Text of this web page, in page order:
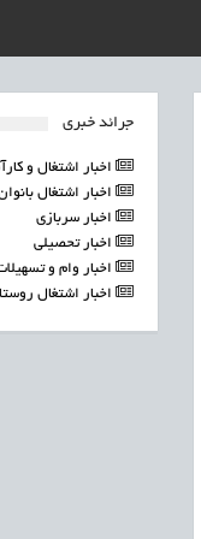
جرائد خبری
اخبار اشتغال و
اخبار اشتغال
اخبار سربازی
اخبار تحصیلی
اخبار وام و
اخبار اشتغال